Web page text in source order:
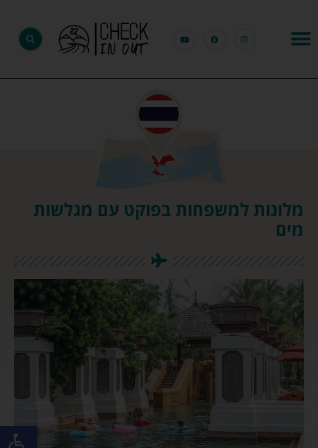
פתח
מלונות למשפחות בפוקט עם מגלשות
מים